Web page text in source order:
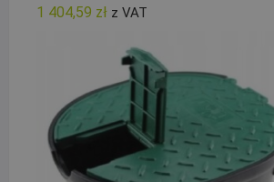
1 404,59 zł z VAT